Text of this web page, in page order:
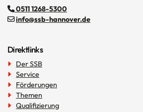
0511 1268-5300
info@ssb-hannover.de
Direktlinks
Der SSB
Service
Förderungen
Themen
Qualifizierung